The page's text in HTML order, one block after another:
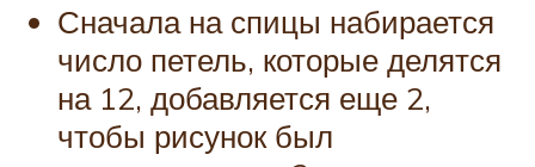
Сначала на спицы набирается
число петель, которые делятся
на 12, добавляется еще 2,
чтобы рисунок был